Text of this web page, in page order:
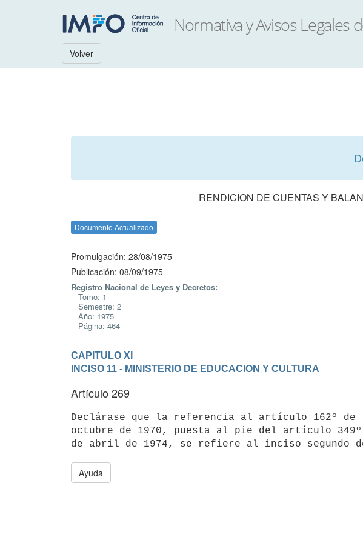
Volver
RENDICION DE CUENTAS Y
Documento Actualizado
Promulgación: 28/08/1975
Publicación: 08/09/1975
Registro Nacional de Leyes y Decretos:
Tomo: 1
Semestre: 2
Año: 1975
Página: 464
CAPITULO XI
INCISO 11 - MINISTERIO DE EDUCACION Y CULTURA
Artículo 269
Declárase que la referencia al artículo 162º de
octubre de 1970, puesta al pie del artículo
Ayuda